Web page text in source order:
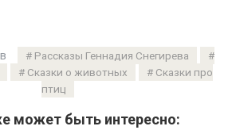
Рассказы Геннадия Снегирева
Сказки о животных
Сказки про
птиц
может быть интересно: